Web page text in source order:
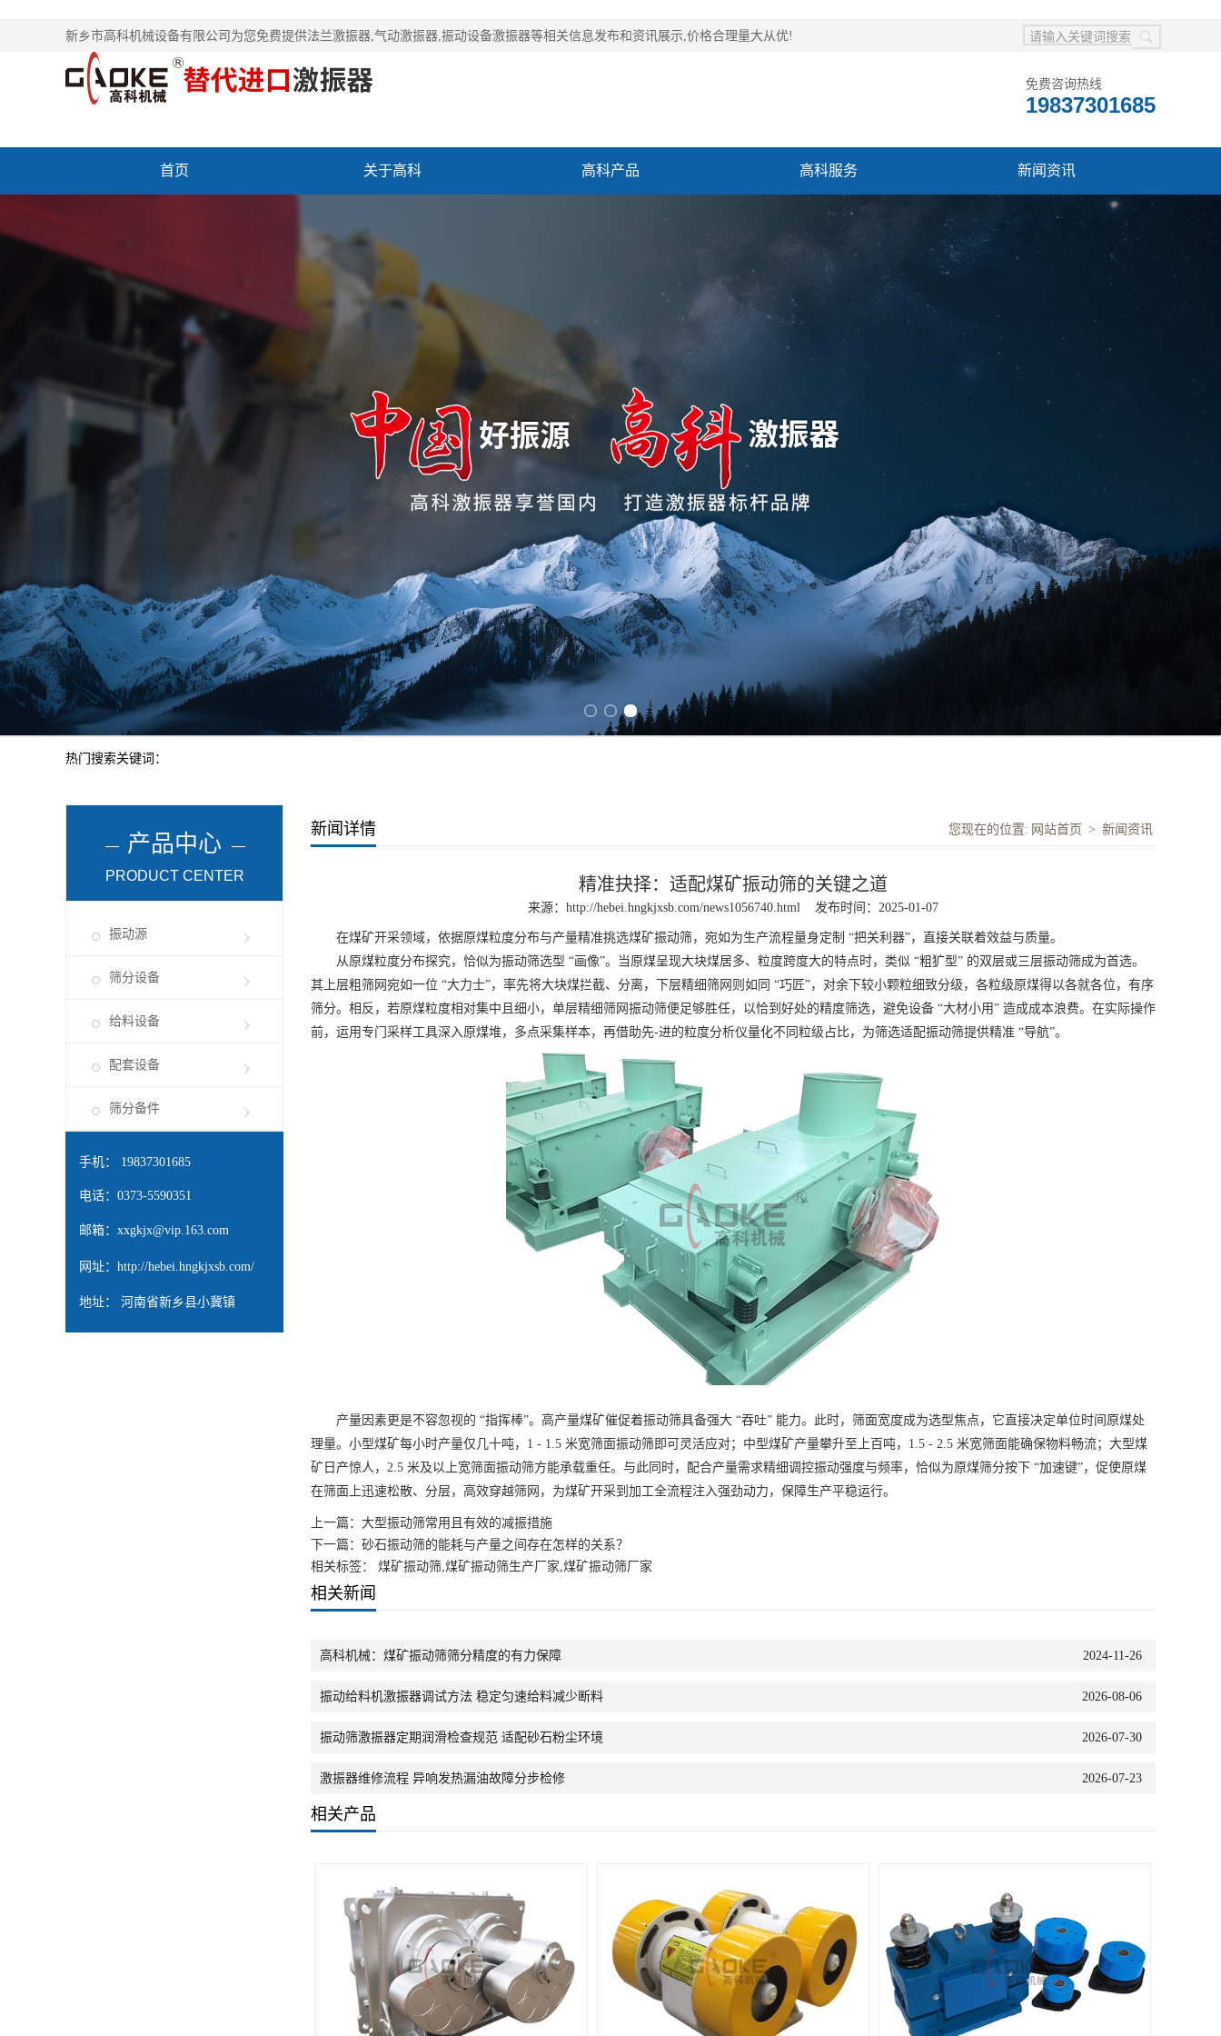
新乡市高科机械设备有限公司为您免费提供法兰激振器,气动激振器,振动设备激振器等相关信息发布和资讯展示,价格合理量大从优!
免费咨询热线
19837301685
首页 关于高科 高科产品 高科服务 新闻资讯
热门搜索关键词：
产品中心
PRODUCT CENTER
振动源
筛分设备
给料设备
配套设备
筛分备件
手机： 19837301685
电话：0373-5590351
邮箱： xxgkjx@vip.163.com
网址： http://hebei.hngkjxsb.com/
地址： 河南省新乡县小冀镇
新闻详情 您现在的位置: 网站首页 > 新闻资讯
精准抉择：适配煤矿振动筛的关键之道
来源： http://hebei.hngkjxsb.com/news1056740.html 发布时间：2025-01-07
在煤矿开采领域，依据原煤粒度分布与产量精准挑选煤矿振动筛，宛如为生产流程量身定制 “把关利器”，直接关联着效益与质量。
从原煤粒度分布探究，恰似为振动筛选型 “画像”。当原煤呈现大块煤居多、粒度跨度大的特点时，类似 “粗犷型” 的双层或三层振动筛成为首选。
其上层粗筛网宛如一位 “大力士”，率先将大块煤拦截、分离，下层精细筛网则如同 “巧匠”，对余下较小颗粒细致分级，各粒级原煤得以各就各位，有序
筛分。相反，若原煤粒度相对集中且细小，单层精细筛网振动筛便足够胜任，以恰到好处的精度筛选，避免设备 “大材小用” 造成成本浪费。在实际操作
前，运用专门采样工具深入原煤堆，多点采集样本，再借助先-进的粒度分析仪量化不同粒级占比，为筛选适配振动筛提供精准 “导航”。
产量因素更是不容忽视的 “指挥棒”。高产量煤矿催促着振动筛具备强大 “吞吐” 能力。此时，筛面宽度成为选型焦点，它直接决定单位时间原煤处
理量。小型煤矿每小时产量仅几十吨，1 - 1.5 米宽筛面振动筛即可灵活应对；中型煤矿产量攀升至上百吨，1.5 - 2.5 米宽筛面能确保物料畅流；大型煤
矿日产惊人，2.5 米及以上宽筛面振动筛方能承载重任。与此同时，配合产量需求精细调控振动强度与频率，恰似为原煤筛分按下 “加速键”，促使原煤
在筛面上迅速松散、分层，高效穿越筛网，为煤矿开采到加工全流程注入强劲动力，保障生产平稳运行。
上一篇： 大型振动筛常用且有效的减振措施
下一篇： 砂石振动筛的能耗与产量之间存在怎样的关系？
相关标签： 煤矿振动筛,煤矿振动筛生产厂家,煤矿振动筛厂家
相关新闻
2024-11-26
高科机械：煤矿振动筛筛分精度的有力保障
2026-08-06
振动给料机激振器调试方法 稳定匀速给料减少断料
2026-07-30
振动筛激振器定期润滑检查规范 适配砂石粉尘环境
2026-07-23
激振器维修流程 异响发热漏油故障分步检修
相关产品